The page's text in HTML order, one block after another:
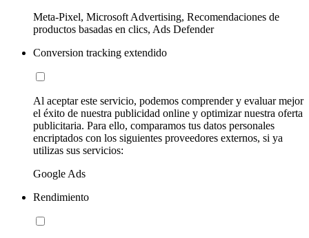
Meta-Pixel, Microsoft Advertising, Recomendaciones de
productos basadas en clics, Ads Defender
Conversion tracking extendido
Al aceptar este servicio, podemos comprender y evaluar mejor
el éxito de nuestra publicidad online y optimizar nuestra oferta
publicitaria. Para ello, comparamos tus datos personales
encriptados con los siguientes proveedores externos, si ya
utilizas sus servicios:
Google Ads
Rendimiento